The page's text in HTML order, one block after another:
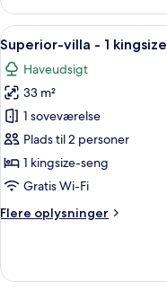
Pool
Villa
Indlæs
alle
billeder
af
Superior-
villa
-
1
seng
16
Superior-villa - 1
Haveudsigt
33 m²
1 soveværelse
Plads til 2 personer
1 kingsize-seng
Gratis Wi-Fi
Flere oplysninger
Flere
villa